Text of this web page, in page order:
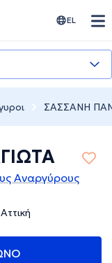
EL
ΣΑΣΣΑΝΗ
Αναργύρους